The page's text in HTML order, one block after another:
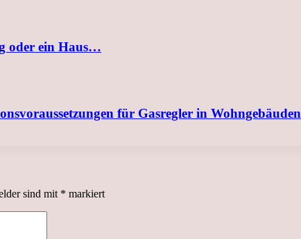
oder ein Haus…
für Gasregler in Wohngebäuden
sind mit * markiert